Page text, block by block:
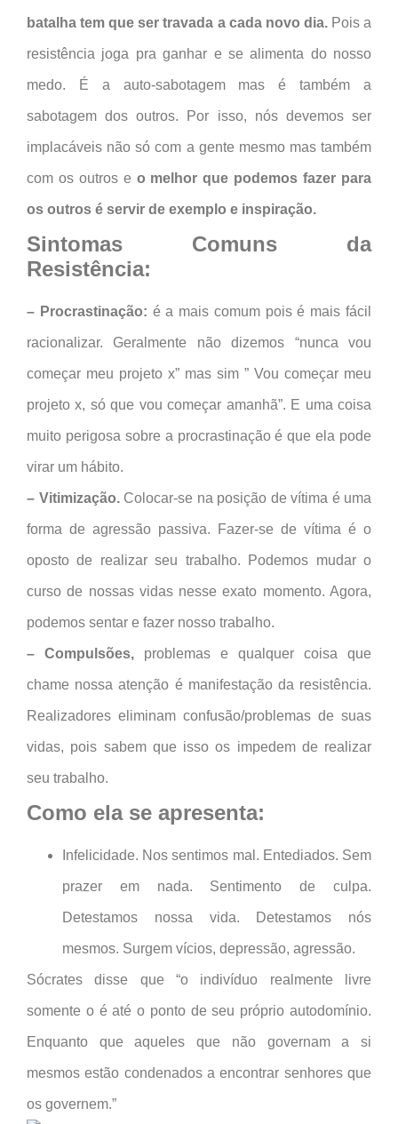
batalha tem que ser travada a cada novo dia. Pois a
resistência joga pra ganhar e se alimenta do nosso
medo. É a auto-sabotagem mas é também a
sabotagem dos outros. Por isso, nós devemos ser
implacáveis não só com a gente mesmo mas também
com os outros e o melhor que podemos fazer para
os outros é servir de exemplo e inspiração.
Sintomas Comuns da
Resistência:
– Procrastinação: é a mais comum pois é mais fácil
racionalizar. Geralmente não dizemos “nunca vou
começar meu projeto x” mas sim ” Vou começar meu
projeto x, só que vou começar amanhã”. E uma coisa
muito perigosa sobre a procrastinação é que ela pode
virar um hábito.
– Vitimização.Colocar-se na posição de vítima é uma
forma de agressão passiva. Fazer-se de vítima é o
oposto de realizar seu trabalho. Podemos mudar o
curso de nossas vidas nesse exato momento. Agora,
podemos sentar e fazer nosso trabalho.
– Compulsões, problemas e qualquer coisa que
chame nossa atenção é manifestação da resistência.
Realizadores eliminam confusão/problemas de suas
vidas, pois sabem que isso os impedem de realizar
seu trabalho.
Como ela se apresenta:
Infelicidade. Nos sentimos mal. Entediados. Sem
prazer em nada. Sentimento de culpa.
Detestamos nossa vida. Detestamos nós
mesmos. Surgem vícios, depressão, agressão.
Sócrates disse que “o indivíduo realmente livre
somente o é até o ponto de seu próprio autodomínio.
Enquanto que aqueles que não governam a si
mesmos estão condenados a encontrar senhores que
os governem.”